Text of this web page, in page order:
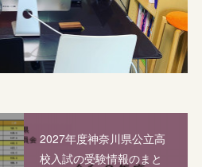
2027年度神奈川県公立高
校入試の受験情報のまと